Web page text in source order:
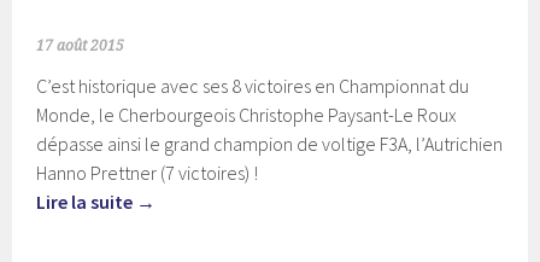
17 août 2015
C’est historique avec ses 8 victoires en Championnat du
Monde, le Cherbourgeois Christophe Paysant-Le Roux
dépasse ainsi le grand champion de voltige F3A, l’Autrichien
Hanno Prettner (7 victoires) !
Lire la suite →